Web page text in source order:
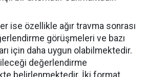
ise özellikle ağır travma sonrası
görüşmeleri ve bazı
için daha uygun olabilmektedir.
değerlendirme